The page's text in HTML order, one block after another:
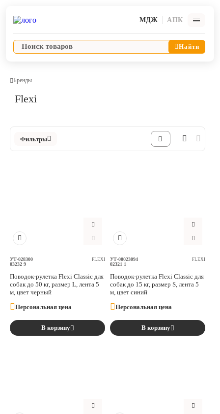
МДЖ АПК
Найти
Ветпрепараты
Оборудование и оснащение ветеринарной клиники
Корма и лакомства
Расходные материалы
Шовный материал
Хирургические инструменты
Бренды
Flexi
Фильтры
УТ-028300
03232 9
FLEXI
Поводок-рулетка Flexi Classic для
собак до 50 кг, размер L, лента 5
м, цвет черный
Персональная цена
В корзину
УТ-00023094
02321 1
FLEXI
Поводок-рулетка Flexi Classic для
собак до 15 кг, размер S, лента 5
м, цвет синий
Персональная цена
В корзину